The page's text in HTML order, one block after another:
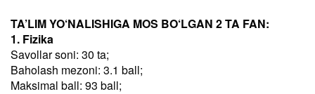
TA’LIM YO‘NALISHIGA MOS BO‘LGAN 2 TA FAN:
1. Fizika
Savollar soni: 30 ta;
Baholash mezoni: 3.1 ball;
Maksimal ball: 93 ball;